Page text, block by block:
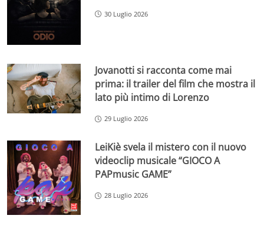
30 Luglio 2026
Jovanotti si racconta come mai
prima: il trailer del film che mostra il
lato più intimo di Lorenzo
29 Luglio 2026
LeiKiè svela il mistero con il nuovo
videoclip musicale “GIOCO A
PAPmusic GAME”
28 Luglio 2026